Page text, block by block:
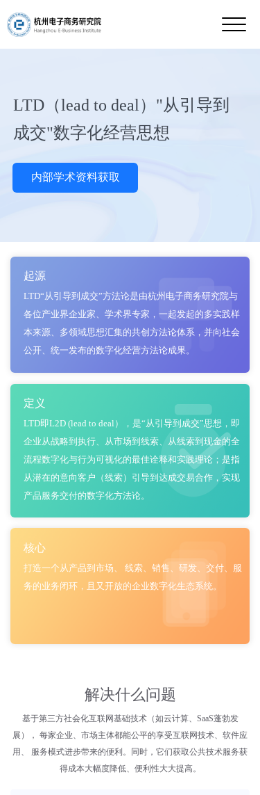
LTD（lead to deal）"从引导到
成交"数字化经营思想
内部学术资料获取
起源
LTD“从引导到成交”方法论是由杭州电子商务研究院与
各位产业界企业家、学术界专家，一起发起的多实践样
本来源、多领域思想汇集的共创方法论体系，并向社会
公开、统一发布的数字化经营方法论成果。
定义
LTD即L2D (lead to deal），是“从引导到成交”思想，即
企业从战略到执行、从市场到线索、从线索到现金的全
流程数字化与行为可视化的最佳诠释和实践理论；是指
从潜在的意向客户（线索）引导到达成交易合作，实现
产品服务交付的数字化方法论。
核心
打造一个从产品到市场、 线索、销售、研发、交付、服
务的业务闭环，且又开放的企业数字化生态系统。
解决什么问题
基于第三方社会化互联网基础技术（如云计算、SaaS蓬勃发
展）， 每家企业、市场主体都能公平的享受互联网技术、软件应
用、 服务模式进步带来的便利。同时，它们获取公共技术服务获
得成本大幅度降低、便利性大大提高。